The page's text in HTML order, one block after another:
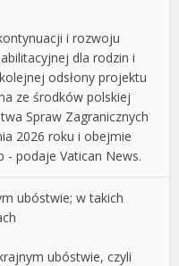
i rozwoju
dla rodzin i
odsłony projektu
ze środków polskiej
Spraw Zagranicznych
2026 roku i obejmie
- podaje Vatican News.
ubóstwie; w takich
ubóstwie, czyli